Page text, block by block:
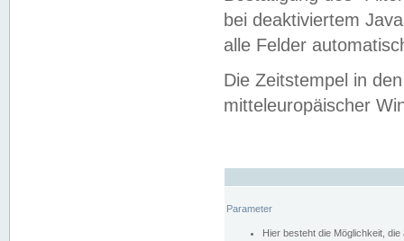
bei deaktiviertem
alle Felder
Die Zeitstempel in
mitteleuropäischer
Parameter
Hier besteht die Möglichkeit,